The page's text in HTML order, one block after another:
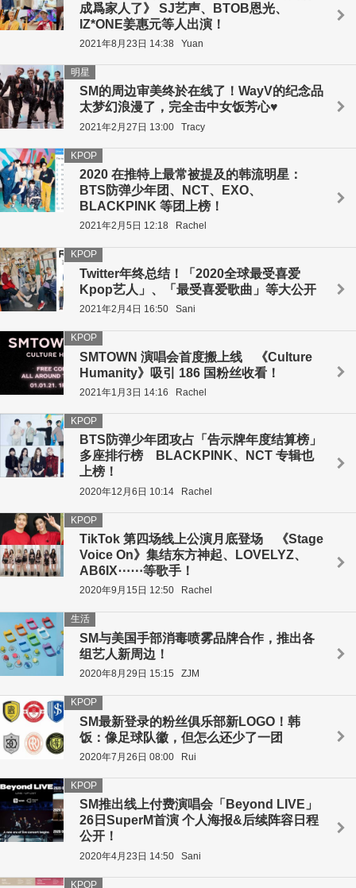
成爲家人了》 SJ艺声、BTOB恩光、
IZ*ONE姜惠元等人出演！
2021年8月23日 14:38 Yuan
SM的周边审美终於在线了！WayV的纪念品
太梦幻浪漫了，完全击中女饭芳心♥
明星
2021年2月27日 13:00 Tracy
2020 在推特上最常被提及的韩流明星：
BTS防弹少年团、NCT、EXO、
BLACKPINK 等团上榜！
KPOP
2021年2月5日 12:18 Rachel
Twitter年终总结！「2020全球最受喜爱
Kpop艺人」、「最受喜爱歌曲」等大公开
KPOP
2021年2月4日 16:50 Sani
SMTOWN 演唱会首度搬上线 《Culture
Humanity》吸引 186 国粉丝收看！
KPOP
2021年1月3日 14:16 Rachel
BTS防弹少年团攻占「告示牌年度结算榜」
多座排行榜 BLACKPINK、NCT 专辑也
上榜！
KPOP
2020年12月6日 10:14 Rachel
TikTok 第四场线上公演月底登场 《Stage
Voice On》集结东方神起、LOVELYZ、
AB6IX⋯⋯等歌手！
KPOP
2020年9月15日 12:50 Rachel
SM与美国手部消毒喷雾品牌合作，推出各
组艺人新周边！
生活
2020年8月29日 15:15 ZJM
SM最新登录的粉丝俱乐部新LOGO！韩
饭：像足球队徽，但怎么还少了一团
KPOP
2020年7月26日 08:00 Rui
SM推出线上付费演唱会「Beyond LIVE」
26日SuperM首演 个人海报&后续阵容日程
公开！
KPOP
2020年4月23日 14:50 Sani
KPOP